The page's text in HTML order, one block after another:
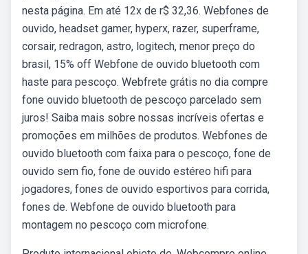
nesta página. Em até 12x de r$ 32,36. Webfones de
ouvido, headset gamer, hyperx, razer, superframe,
corsair, redragon, astro, logitech, menor preço do
brasil, 15% off Webfone de ouvido bluetooth com
haste para pescoço. Webfrete grátis no dia compre
fone ouvido bluetooth de pescoço parcelado sem
juros! Saiba mais sobre nossas incríveis ofertas e
promoções em milhões de produtos. Webfones de
ouvido bluetooth com faixa para o pescoço, fone de
ouvido sem fio, fone de ouvido estéreo hifi para
jogadores, fones de ouvido esportivos para corrida,
fones de. Webfone de ouvido bluetooth para
montagem no pescoço com microfone.